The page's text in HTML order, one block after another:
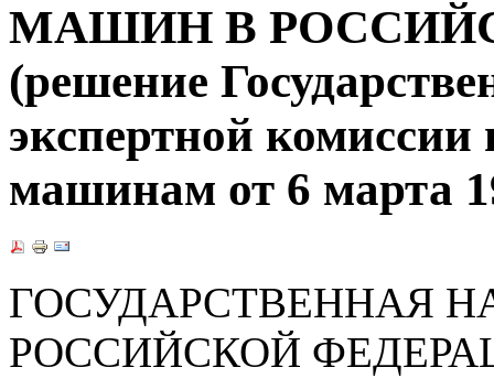
МАШИН В
(решение
экспертной
машинам от 6 марта
ГОСУДАРСТВЕННАЯ
РОССИЙСКОЙ